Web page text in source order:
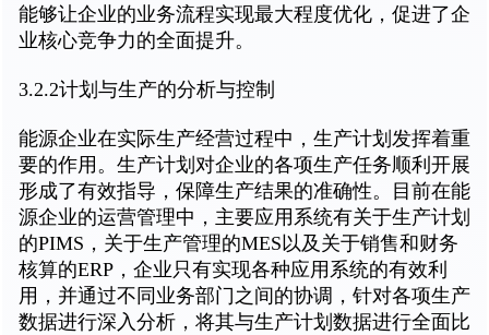
能够让企业的业务流程实现最大程度优化，促进了企
业核心竞争力的全面提升。
3.2.2计划与生产的分析与控制
能源企业在实际生产经营过程中，生产计划发挥着重
要的作用。生产计划对企业的各项生产任务顺利开展
形成了有效指导，保障生产结果的准确性。目前在能
源企业的运营管理中，主要应用系统有关于生产计划
的PIMS，关于生产管理的MES以及关于销售和财务
核算的ERP，企业只有实现各种应用系统的有效利
用，并通过不同业务部门之间的协调，针对各项生产
数据进行深入分析，将其与生产计划数据进行全面比